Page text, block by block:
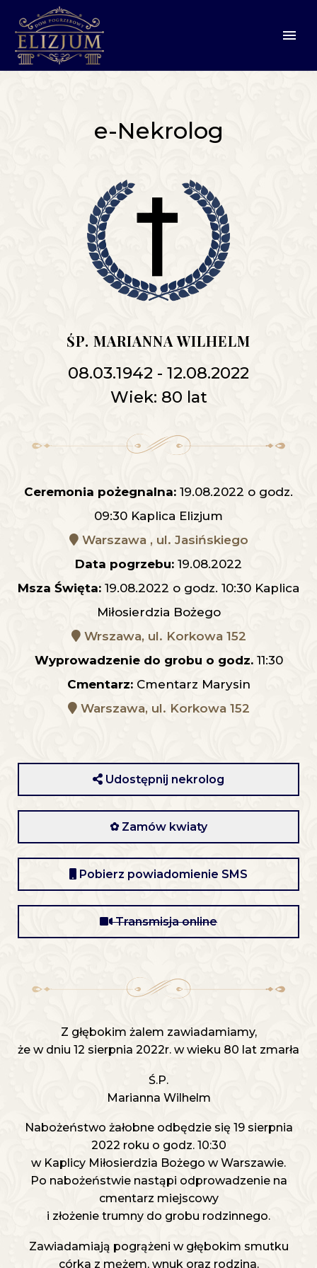
e-Nekrolog
ŚP. MARIANNA WILHELM
08.03.1942 - 12.08.2022
Wiek: 80 lat
Ceremonia pożegnalna: 19.08.2022 o godz.
09:30 Kaplica Elizjum
Warszawa , ul. Jasińskiego
Data pogrzebu: 19.08.2022
Msza Święta: 19.08.2022 o godz. 10:30 Kaplica
Miłosierdzia Bożego
Wrszawa, ul. Korkowa 152
Wyprowadzenie do grobu o godz.11:30
Cmentarz:Cmentarz Marysin
Warszawa, ul. Korkowa 152
Udostępnij nekrolog
✿ Zamów kwiaty
Pobierz powiadomienie SMS
Transmisja online
Z głębokim żalem zawiadamiamy,
że w dniu 12 sierpnia 2022r. w wieku 80 lat zmarła
Ś.P.
Marianna Wilhelm
Nabożeństwo żałobne odbędzie się 19 sierpnia
2022 roku o godz. 10:30
w Kaplicy Miłosierdzia Bożego w Warszawie.
Po nabożeństwie nastąpi odprowadzenie na
cmentarz miejscowy
i złożenie trumny do grobu rodzinnego.
Zawiadamiają pogrążeni w głębokim smutku
córka z mężem, wnuk oraz rodzina.